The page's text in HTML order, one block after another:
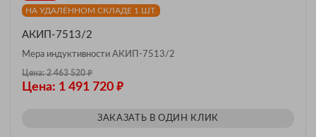
НА УДАЛЁННОМ СКЛАДЕ 1 ШТ.
АКИП-7513/2
Мера индуктивности АКИП-7513/2
Цена: 2 463 520₽
Цена: 1 491 720 ₽
ЗАКАЗАТЬ В ОДИН КЛИК